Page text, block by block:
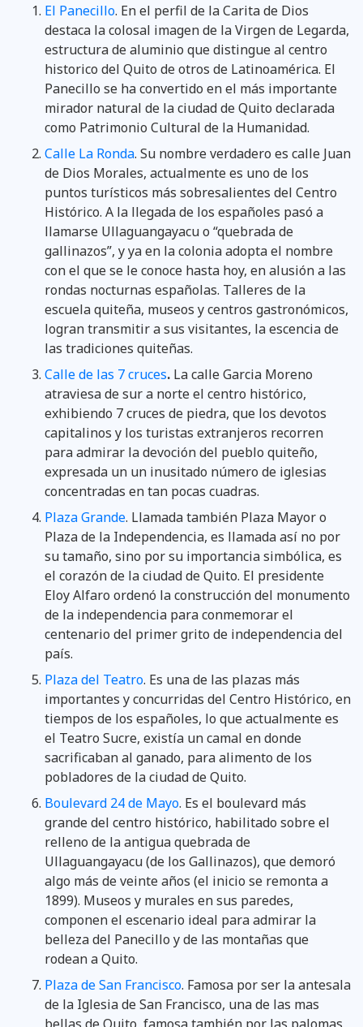
El Panecillo. En el perfil de la Carita de Dios
destaca la colosal imagen de la Virgen de Legarda,
estructura de aluminio que distingue al centro
historico del Quito de otros de Latinoamérica. El
Panecillo se ha convertido en el más importante
mirador natural de la ciudad de Quito declarada
como Patrimonio Cultural de la Humanidad.
Calle La Ronda. Su nombre verdadero es calle Juan
de Dios Morales, actualmente es uno de los
puntos turísticos más sobresalientes del Centro
Histórico. A la llegada de los españoles pasó a
llamarse Ullaguangayacu o “quebrada de
gallinazos”, y ya en la colonia adopta el nombre
con el que se le conoce hasta hoy, en alusión a las
rondas nocturnas españolas. Talleres de la
escuela quiteña, museos y centros gastronómicos,
logran transmitir a sus visitantes, la escencia de
las tradiciones quiteñas.
Calle de las 7 cruces. La calle Garcia Moreno
atraviesa de sur a norte el centro histórico,
exhibiendo 7 cruces de piedra, que los devotos
capitalinos y los turistas extranjeros recorren
para admirar la devoción del pueblo quiteño,
expresada un un inusitado número de iglesias
concentradas en tan pocas cuadras.
Plaza Grande. Llamada también Plaza Mayor o
Plaza de la Independencia, es llamada así no por
su tamaño, sino por su importancia simbólica, es
el corazón de la ciudad de Quito. El presidente
Eloy Alfaro ordenó la construcción del monumento
de la independencia para conmemorar el
centenario del primer grito de independencia del
país.
Plaza del Teatro. Es una de las plazas más
importantes y concurridas del Centro Histórico, en
tiempos de los españoles, lo que actualmente es
el Teatro Sucre, existía un camal en donde
sacrificaban al ganado, para alimento de los
pobladores de la ciudad de Quito.
Boulevard 24 de Mayo. Es el boulevard más
grande del centro histórico, habilitado sobre el
relleno de la antigua quebrada de
Ullaguangayacu (de los Gallinazos), que demoró
algo más de veinte años (el inicio se remonta a
1899). Museos y murales en sus paredes,
componen el escenario ideal para admirar la
belleza del Panecillo y de las montañas que
rodean a Quito.
Plaza de San Francisco. Famosa por ser la antesala
de la Iglesia de San Francisco, una de las mas